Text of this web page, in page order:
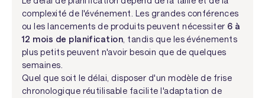
complexité de l'événement. Les grandes conférences
ou les lancements de produits peuvent nécessiter 6 à
12 mois de planification , tandis que les événements
plus petits peuvent n'avoir besoin que de quelques
semaines.
Quel que soit le délai, disposer d'un modèle de frise
chronologique réutilisable facilite l'adaptation de